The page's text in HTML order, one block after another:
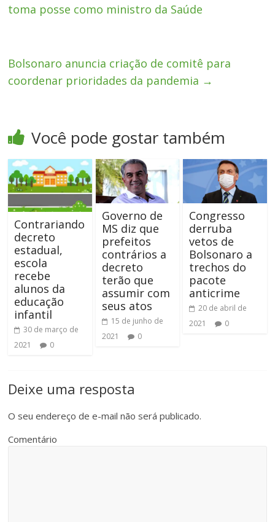
toma posse como ministro da Saúde
Bolsonaro anuncia criação de comitê para
coordenar prioridades da pandemia →
Você pode gostar também
Contrariando
decreto
estadual,
escola
recebe
alunos da
educação
infantil
30 de março de
2021
0
Governo de
MS diz que
prefeitos
contrários a
decreto
terão que
assumir com
seus atos
15 de junho de
2021
0
Congresso
derruba
vetos de
Bolsonaro a
trechos do
pacote
anticrime
20 de abril de
2021
0
Deixe uma resposta
O seu endereço de e-mail não será publicado.
Comentário